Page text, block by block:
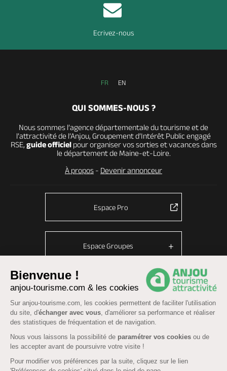
Bienvenue !
anjou-tourisme.com & les cookies
Sur anjou-tourisme.com, les cookies permettent de faciliter l'utilisation
du site, d'échanger avec vous, d'améliorer sa performance et réaliser
des statistiques de fréquentation et de navigation.
Nous vous laissons la possibilité de paramétrer vos cookies ou de
les accepter avant de poursuivre votre visite !
Pour modifier vos préférences par la suite, cliquez sur le lien
Ecrivez-nous
FR EN
QUI SOMMES-NOUS ?
Nous sommes l’agence départementale du tourisme et de
l’attractivité de l’Anjou, Groupement d’Intérêt Public engagé
RSE, guide officielpour organiser vos sorties et vacances dans
le département de Maine-et-Loire.
À propos - Devenir annonceur
Espace Pro
Espace Groupes
© Anjou tourisme 2026 -Plan du site-Fonctionnement du site
Mentions légales Données personnelles
CGU Réservation-Accessibilité : partiellement conforme